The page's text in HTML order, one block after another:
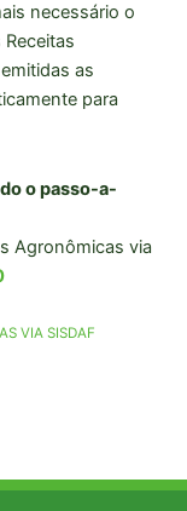
necessário o
as
para
o passo-a-
Agronômicas via
VIA SISDAF